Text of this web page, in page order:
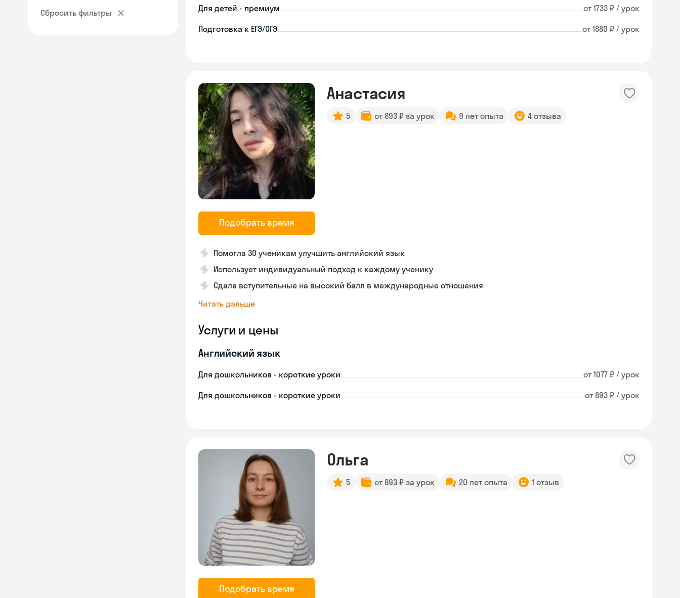
Сбросить фильтры Для детей - премиум от 1733 ₽ / урок
Подготовка к ЕГЭ/ОГЭ от 1880 ₽ / урок
Подобрать время
Анастасия
5 от 893 ₽ за урок 9 лет опыта 4 отзыва
Помогла 30 ученикам улучшить английский язык
Использует индивидуальный подход к каждому ученику
Сдала вступительные на высокий балл в международные отношения
Читать дальше
Услуги и цены
Английский язык
Для дошкольников - короткие уроки от 1077 ₽ / урок
Для дошкольников - короткие уроки от 893 ₽ / урок
Подобрать время
Ольга
5 от 893 ₽ за урок 20 лет опыта 1 отзыв